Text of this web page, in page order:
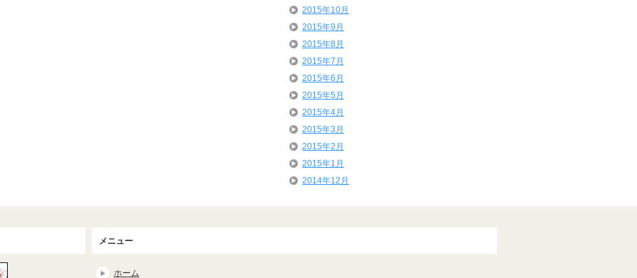
2015年10月
2015年9月
2015年8月
2015年7月
2015年6月
2015年5月
2015年4月
2015年3月
2015年2月
2015年1月
2014年12月
メニュー
ホーム